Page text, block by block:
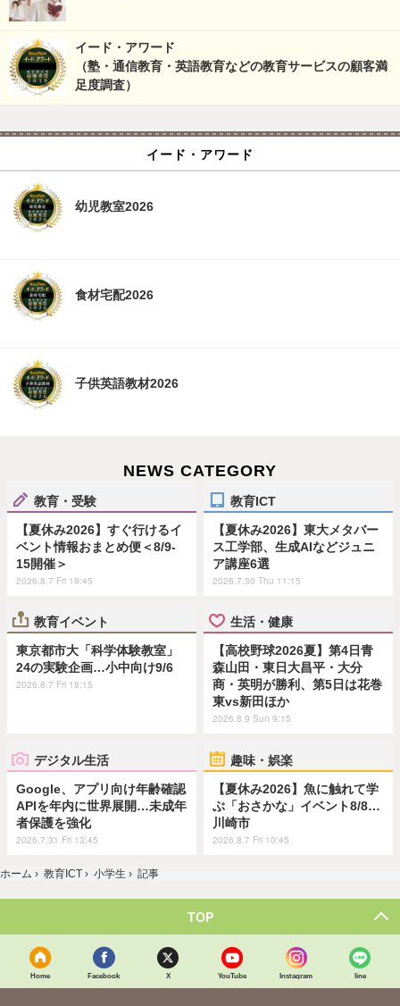
イード・アワード
（塾・通信教育・英語教育などの教育サービスの顧客満
足度調査）
イード・アワード
幼児教室2026
食材宅配2026
子供英語教材2026
NEWS CATEGORY
教育・受験
【夏休み2026】すぐ行けるイ
ベント情報おまとめ便＜8/9-
15開催＞
2026.8.7 Fri 19:45
教育ICT
【夏休み2026】東大メタバー
ス工学部、生成AIなどジュニ
ア講座6選
2026.7.30 Thu 11:15
教育イベント
東京都市大「科学体験教室」
24の実験企画…小中向け9/6
2026.8.7 Fri 18:15
生活・健康
【高校野球2026夏】第4日青
森山田・東日大昌平・大分
商・英明が勝利、第5日は花巻
東vs新田ほか
2026.8.9 Sun 9:15
デジタル生活
Google、アプリ向け年齢確認
APIを年内に世界展開…未成年
者保護を強化
2026.7.31 Fri 13:45
趣味・娯楽
【夏休み2026】魚に触れて学
ぶ「おさかな」イベント8/8…
川崎市
2026.8.7 Fri 10:45
ホーム › 教育ICT › 小学生 › 記事
TOP
Home Facebook X YouTube Instagram line